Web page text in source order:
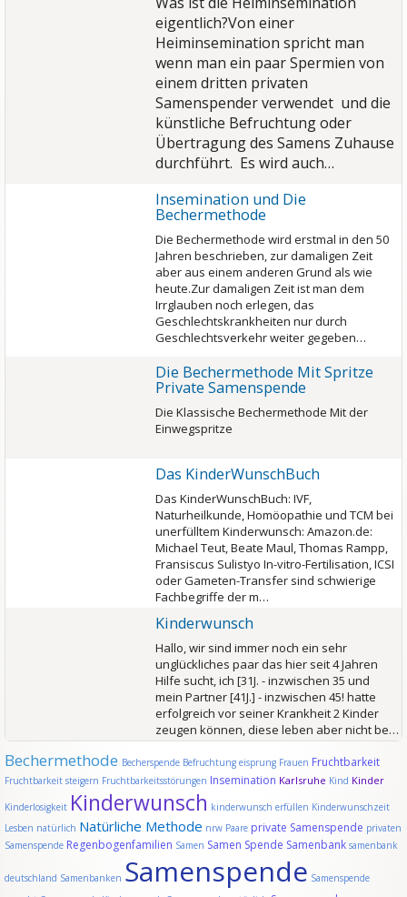
eigentlich?Von einer
Heiminsemination spricht man
wenn man ein paar Spermien von
einem dritten privaten
Samenspender verwendet und die
künstliche Befruchtung oder
Übertragung des Samens Zuhause
durchführt. Es wird auch…
Insemination und Die
Bechermethode
Die Bechermethode wird erstmal in den 50
Jahren beschrieben, zur damaligen Zeit
aber aus einem anderen Grund als wie
heute.Zur damaligen Zeit ist man dem
Irrglauben noch erlegen, das
Geschlechtskrankheiten nur durch
Geschlechtsverkehr weiter gegeben…
Die Bechermethode Mit Spritze
Private Samenspende
Die Klassische Bechermethode Mit der
Einwegspritze
Das KinderWunschBuch
Das KinderWunschBuch: IVF,
Naturheilkunde, Homöopathie und TCM bei
unerfülltem Kinderwunsch: Amazon.de:
Michael Teut, Beate Maul, Thomas Rampp,
Fransiscus Sulistyo In-vitro-Fertilisation, ICSI
oder Gameten-Transfer sind schwierige
Fachbegriffe der m…
Kinderwunsch
Hallo, wir sind immer noch ein sehr
unglückliches paar das hier seit 4 Jahren
Hilfe sucht, ich [31J. - inzwischen 35 und
mein Partner [41J.] - inzwischen 45! hatte
erfolgreich vor seiner Krankheit 2 Kinder
zeugen können, diese leben aber nicht be…
Bechermethode Becherspende Befruchtung eisprung Frauen Fruchtbarkeit
Fruchtbarkeit steigern Fruchtbarkeitsstörungen Insemination Karlsruhe Kind Kinder
Kinderlosigkeit Kinderwunsch kinderwunsch erfüllen Kinderwunschzeit
Lesben natürlich Natürliche Methode nrw Paare private Samenspende privaten
Samenspende Regenbogenfamilien Samen Samen Spende Samenbank samenbank
deutschland Samenbanken Samenspende Samenspende